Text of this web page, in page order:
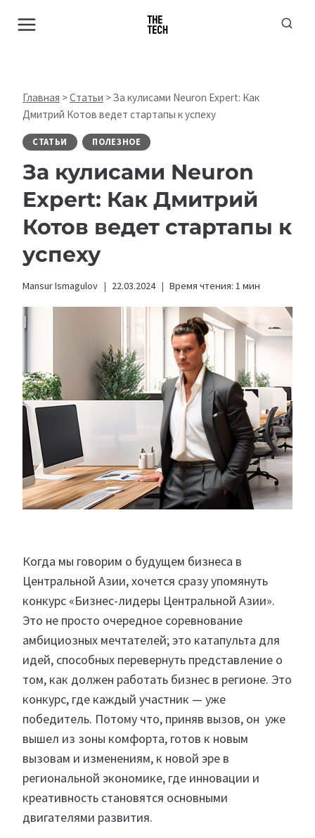
Главная >Статьи >За кулисами Neuron Expert: Как
Дмитрий Котов ведет стартапы к успеху
СТАТЬИ ПОЛЕЗНОЕ
За кулисами Neuron
Expert: Как Дмитрий
Котов ведет стартапы к
успеху
Mansur Ismagulov 22.03.2024 Время чтения: 1 мин
Когда мы говорим о будущем бизнеса в
Центральной Азии, хочется сразу упомянуть
конкурс «Бизнес-лидеры Центральной Азии».
Это не просто очередное соревнование
амбициозных мечтателей; это катапульта для
идей, способных перевернуть представление о
том, как должен работать бизнес в регионе. Это
конкурс, где каждый участник — уже
победитель. Потому что, приняв вызов, он уже
вышел из зоны комфорта, готов к новым
вызовам и изменениям, к новой эре в
региональной экономике, где инновации и
креативность становятся основными
двигателями развития.